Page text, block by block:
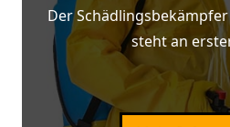
Der
steht an